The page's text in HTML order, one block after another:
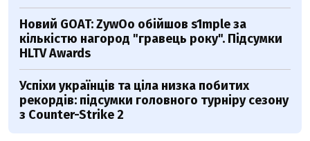
Новий GOAT: ZywOo обійшов s1mple за
кількістю нагород "гравець року". Підсумки
HLTV Awards
Успіхи українців та ціла низка побитих
рекордів: підсумки головного турніру сезону
з Counter-Strike 2